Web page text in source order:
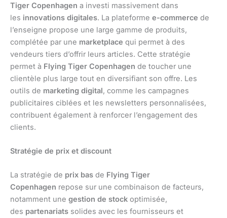
Tiger Copenhagen a investi massivement dans
les innovations digitales. La plateforme e-commerce de
l’enseigne propose une large gamme de produits,
complétée par une marketplace qui permet à des
vendeurs tiers d’offrir leurs articles. Cette stratégie
permet à Flying Tiger Copenhagen de toucher une
clientèle plus large tout en diversifiant son offre. Les
outils de marketing digital, comme les campagnes
publicitaires ciblées et les newsletters personnalisées,
contribuent également à renforcer l’engagement des
clients.
Stratégie de prix et discount
La stratégie de prix bas de Flying Tiger
Copenhagen repose sur une combinaison de facteurs,
notamment une gestion de stock optimisée,
des partenariats solides avec les fournisseurs et